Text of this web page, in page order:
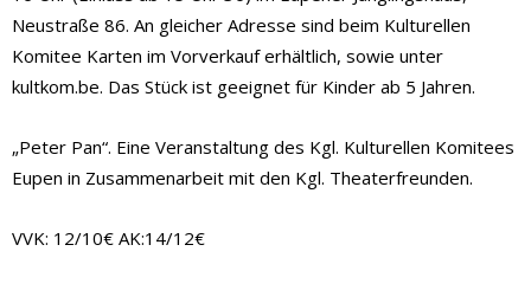
Neustraße 86. An gleicher Adresse sind beim Kulturellen
Komitee Karten im Vorverkauf erhältlich, sowie unter
kultkom.be. Das Stück ist geeignet für Kinder ab 5 Jahren.
„Peter Pan“. Eine Veranstaltung des Kgl. Kulturellen Komitees
Eupen in Zusammenarbeit mit den Kgl. Theaterfreunden.
VVK: 12/10€ AK:14/12€